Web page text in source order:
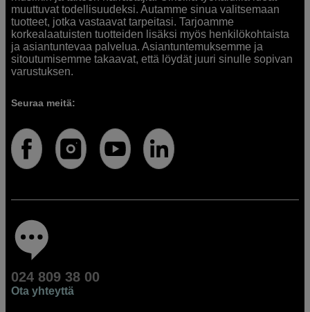
muuttuvat todellisuudeksi. Autamme sinua valitsemaan
tuotteet, jotka vastaavat tarpeitasi. Tarjoamme
korkealaatuisten tuotteiden lisäksi myös henkilökohtaista
ja asiantuntevaa palvelua. Asiantuntemuksemme ja
sitoutumisemme takaavat, että löydät juuri sinulle sopivan
varustuksen.
Seuraa meitä:
024 809 38 00
Ota yhteyttä